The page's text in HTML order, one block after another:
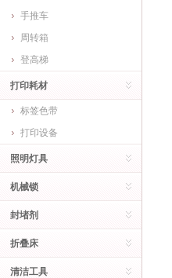
手推车
周转箱
登高梯
打印耗材
标签色带
打印设备
照明灯具
机械锁
封堵剂
折叠床
清洁工具